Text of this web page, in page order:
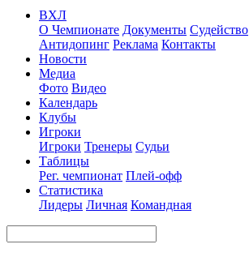
ВХЛ
О Чемпионате Документы Судейство
Антидопинг Реклама Контакты
Новости
Медиа
Фото Видео
Календарь
Клубы
Игроки
Игроки Тренеры Судьи
Таблицы
Рег. чемпионат Плей-офф
Статистика
Лидеры Личная Командная